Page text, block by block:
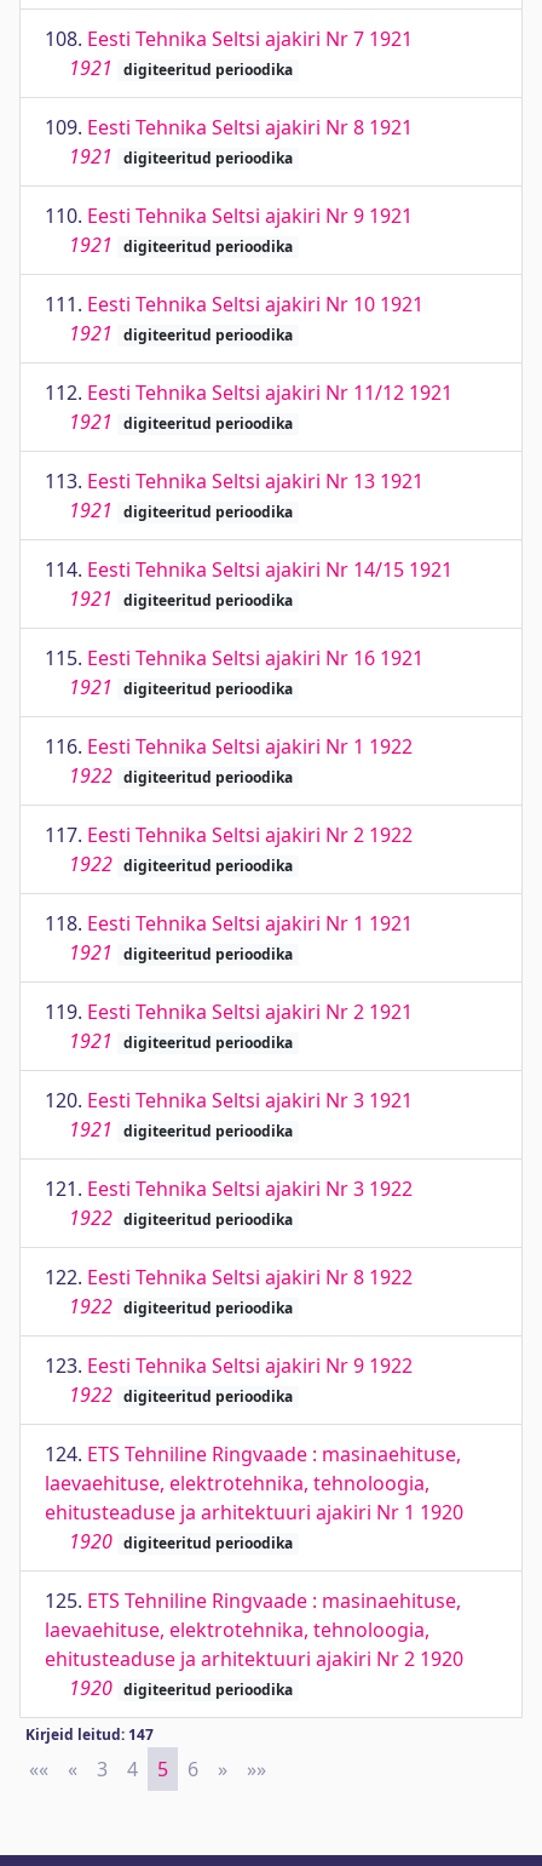
108. Eesti Tehnika Seltsi ajakiri Nr 7 1921
1921
digiteeritud perioodika
109. Eesti Tehnika Seltsi ajakiri Nr 8 1921
1921
digiteeritud perioodika
110. Eesti Tehnika Seltsi ajakiri Nr 9 1921
1921
digiteeritud perioodika
111. Eesti Tehnika Seltsi ajakiri Nr 10 1921
1921
digiteeritud perioodika
112. Eesti Tehnika Seltsi ajakiri Nr 11/12 1921
1921
digiteeritud perioodika
113. Eesti Tehnika Seltsi ajakiri Nr 13 1921
1921
digiteeritud perioodika
114. Eesti Tehnika Seltsi ajakiri Nr 14/15 1921
1921
digiteeritud perioodika
115. Eesti Tehnika Seltsi ajakiri Nr 16 1921
1921
digiteeritud perioodika
116. Eesti Tehnika Seltsi ajakiri Nr 1 1922
1922 digiteeritud perioodika
117. Eesti Tehnika Seltsi ajakiri Nr 2 1922
1922 digiteeritud perioodika
118. Eesti Tehnika Seltsi ajakiri Nr 1 1921
1921
digiteeritud perioodika
119. Eesti Tehnika Seltsi ajakiri Nr 2 1921
1921
digiteeritud perioodika
120. Eesti Tehnika Seltsi ajakiri Nr 3 1921
1921
digiteeritud perioodika
121. Eesti Tehnika Seltsi ajakiri Nr 3 1922
1922 digiteeritud perioodika
122. Eesti Tehnika Seltsi ajakiri Nr 8 1922
1922 digiteeritud perioodika
123. Eesti Tehnika Seltsi ajakiri Nr 9 1922
1922 digiteeritud perioodika
124. ETS Tehniline Ringvaade : masinaehituse,
laevaehituse, elektrotehnika, tehnoloogia,
ehitusteaduse ja arhitektuuri ajakiri Nr 1 1920
1920 digiteeritud perioodika
125. ETS Tehniline Ringvaade : masinaehituse,
laevaehituse, elektrotehnika, tehnoloogia,
ehitusteaduse ja arhitektuuri ajakiri Nr 2 1920
1920 digiteeritud perioodika
Kirjeid leitud: 147
«« First
« Previous
3 4 5 6 » Next
»»